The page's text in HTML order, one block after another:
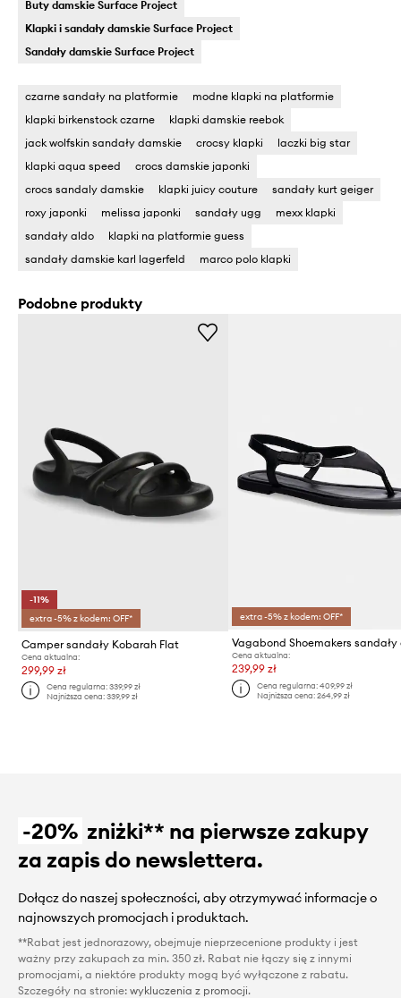
Buty damskie Surface Project
Klapki i sandały damskie Surface Project
Sandały damskie Surface Project
czarne sandały na platformie
modne klapki na platformie
klapki birkenstock czarne
klapki damskie reebok
jack wolfskin sandały damskie
crocsy klapki
laczki big star
klapki aqua speed
crocs damskie japonki
crocs sandaly damskie
klapki juicy couture
sandały kurt geiger
roxy japonki
melissa japonki sandały ugg
mexx klapki
sandały aldo
klapki na platformie guess
sandały damskie karl lagerfeld
marco polo klapki
Podobne produkty
-11%
extra -5% z kodem: OFF*
Camper sandały Kobarah Flat
Cena aktualna:
299,99 zł
Cena regularna:339,99 zł
Najniższa cena:339,99 zł
extra -5% z kodem: OFF*
Cena aktualna:
239,99 zł
Cena regularna: 409,99 zł
Najniższa cena: 264,99 zł
-20% zniżki** na pierwsze zakupy
za zapis do newslettera.
Dołącz do naszej społeczności, aby otrzymywać informacje o
najnowszych promocjach i produktach.
**Rabat jest jednorazowy, obejmuje nieprzecenione produkty i jest
ważny przy zakupach za min. 350 zł. Rabat nie łączy się z innymi
promocjami, a niektóre produkty mogą być wyłączone z rabatu.
Szczegóły na stronie: wykluczenia z promocji.